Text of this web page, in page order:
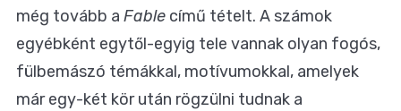
még tovább a Fable című tételt. A számok
egyébként egytől-egyig tele vannak olyan fogós,
fülbemászó témákkal, motívumokkal, amelyek
már egy-két kör után rögzülni tudnak a